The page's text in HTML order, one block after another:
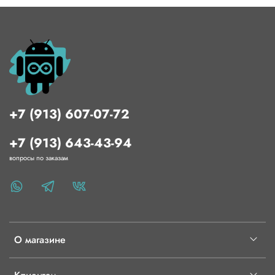
О магазине
+7 (913) 607-07-72
+7 (913) 643-43-94
вопросы по заказам